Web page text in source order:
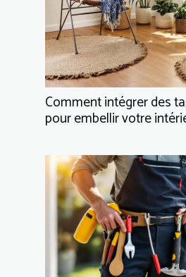
Comment intégrer des
pour embellir votre